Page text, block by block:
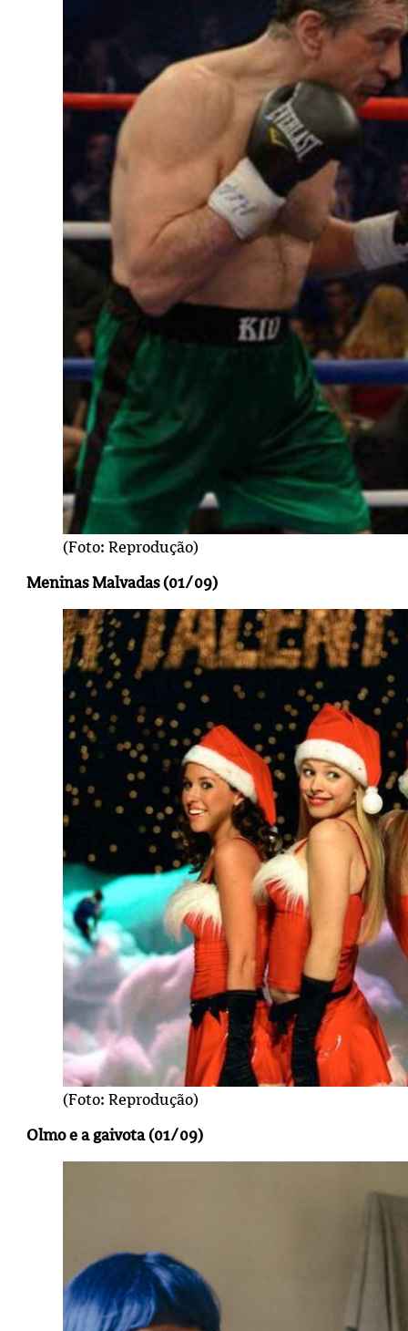
(Foto: Reprodução)
Meninas Malvadas (01/09)
(Foto: Reprodução)
Olmo e a gaivota (01/09)